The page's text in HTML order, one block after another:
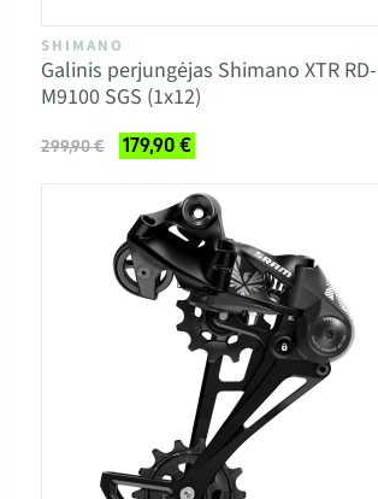
SHIMANO
Galinis perjungėjas Shimano XTR RD-
M9100 SGS (1x12)
299,90 € 179,90 €